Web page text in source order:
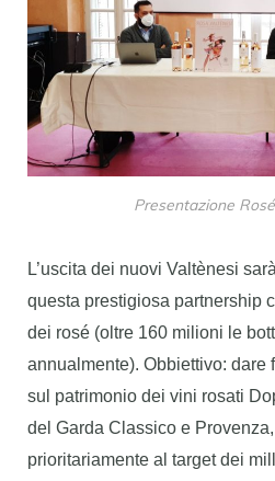
Presentazione
L’uscita dei nuovi Valtènesi
questa prestigiosa partnership
dei rosé (oltre 160 milioni le
annualmente). Obbiettivo: dare
sul patrimonio dei vini rosati
del Garda Classico e
prioritariamente al target dei